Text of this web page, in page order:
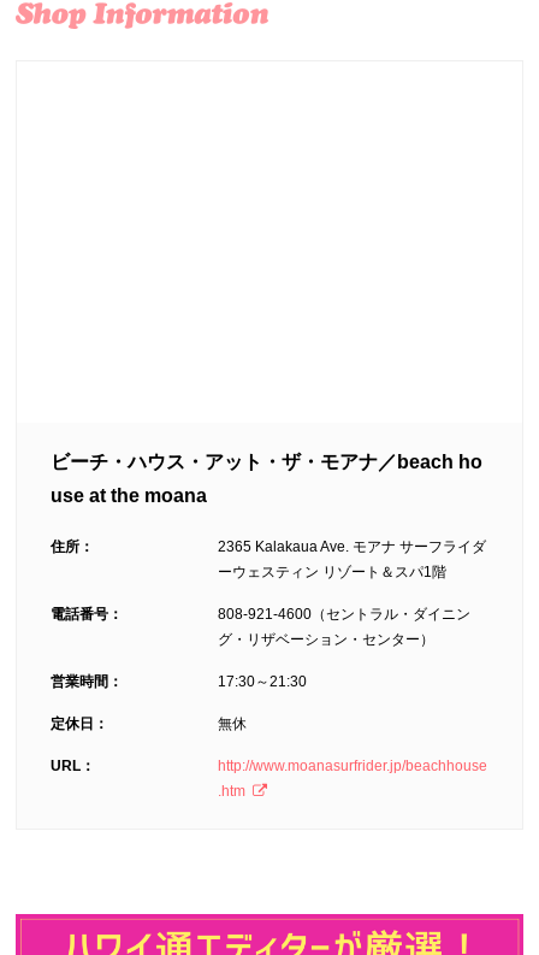
ビーチ・ハウス・アット・ザ・モアナ／beach ho
use at the moana
住所：
2365 Kalakaua Ave. モアナ サーフライダ
ーウェスティン リゾート＆スパ1階
電話番号：
808-921-4600（セントラル・ダイニン
グ・リザベーション・センター）
営業時間： 17:30～21:30
定休日： 無休
URL：
http://www.moanasurfrider.jp/beachhouse
.htm